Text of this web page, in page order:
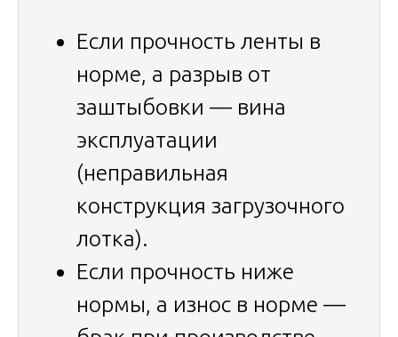
Если прочность ленты в
норме, а разрыв от
заштыбовки — вина
эксплуатации
(неправильная
конструкция загрузочного
лотка).
Если прочность ниже
нормы, а износ в норме —